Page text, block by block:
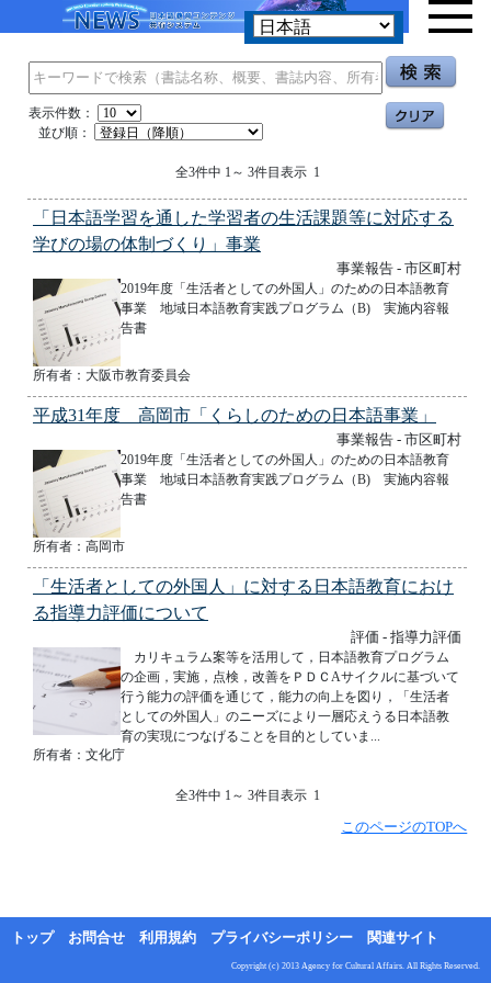
表示件数：
並び順：
全3件中 1～ 3件目表示 1
「日本語学習を通した学習者の生活課題等に対応する
学びの場の体制づくり」事業
事業報告 - 市区町村
2019年度「生活者としての外国人」のための日本語教育
事業 地域日本語教育実践プログラム（B) 実施内容報
告書
所有者：大阪市教育委員会
平成31年度 高岡市「くらしのための日本語事業」
事業報告 - 市区町村
2019年度「生活者としての外国人」のための日本語教育
事業 地域日本語教育実践プログラム（B) 実施内容報
告書
所有者：高岡市
「生活者としての外国人」に対する日本語教育におけ
る指導力評価について
評価 - 指導力評価
カリキュラム案等を活用して，日本語教育プログラム
の企画，実施，点検，改善をＰＤＣAサイクルに基づいて
行う能力の評価を通じて，能力の向上を図り，「生活者
としての外国人」のニーズにより一層応えうる日本語教
育の実現につなげることを目的としていま...
所有者：文化庁
全3件中 1～ 3件目表示 1
このページのTOPへ
トップ お問合せ 利用規約 プライバシーポリシー 関連サイト
Copyright (c) 2013 Agency for Cultural Affairs. All Rights Reserved.